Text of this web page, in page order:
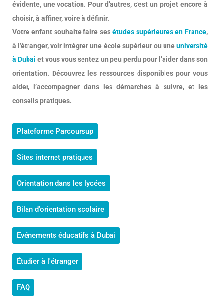
évidente, une vocation. Pour d’autres, c’est un projet encore à
choisir, à affiner, voire à définir.
Votre enfant souhaite faire ses études supérieures en France,
à l’étranger, voir intégrer une école supérieur ou uneuniversité
à Dubai et vous vous sentez un peu perdu pour l’aider dans son
orientation. Découvrez les ressources disponibles pour vous
aider, l’accompagner dans les démarches à suivre, et les
conseils pratiques.
Plateforme Parcoursup
Sites internet pratiques
Orientation dans les lycées
Bilan d'orientation scolaire
Evénements éducatifs à Dubai
Étudier à l'étranger
FAQ